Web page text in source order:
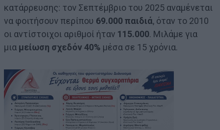
κατάρρευσης: τον Σεπτέμβριο του 2025 αναμένεται
να φοιτήσουν περίπου 69.000 παιδιά, όταν το 2010
οι αντίστοιχοι αριθμοί ήταν 115.000. Μιλάμε για
μια μείωση σχεδόν 40% μέσα σε 15 χρόνια.